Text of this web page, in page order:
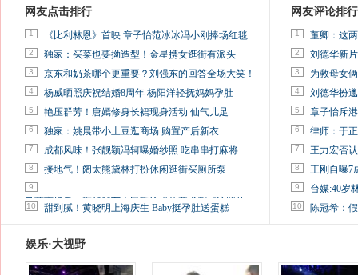
网友点击排行
1 《比利林恩》首映 章子怡范冰冰冯小刚捧场红毯
2 独家：买菜也要拗造型！金星携女逛街有派头
3 京东和奶茶哪个更重要？刘强东的回答全场大笑！
4 杨威晒照庆祝结婚8周年 杨阳洋轻抚妈妈孕肚
5 艳压群芳！唐嫣修身长裙现身活动 仙气儿足
6 独家：姚晨带小土豆逛商场 购置产后新衣
7 成都风味！张靓颖冯轲曝婚纱照 吃串串打麻将
8 接地气！阔太熊黛林打扮休闲逛街买厕所泵
9
马蓉离婚后，砸1000万人民币给媒体要求删掉这照片
10 甜到腻！黄晓明上海庆生 Baby挺孕肚送蛋糕
网友评论排行
1 董卿：这
2 刘德华新
3 为救母女
4 刘德华扮
5 章子怡斥
6 律师：于
7 王力宏否
8 王刚自曝7
9 台媒:40岁
10 陈冠希：
娱乐·大视野